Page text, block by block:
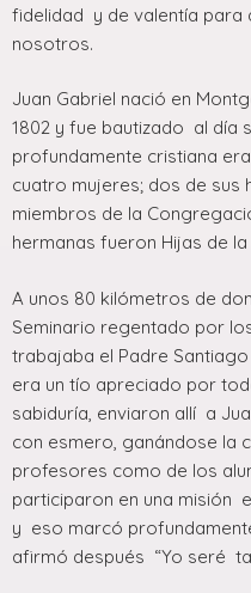
fidelidad y de valentía para
nosotros.
Juan Gabriel nació en
1802 y fue bautizado al día
profundamente cristiana
cuatro mujeres; dos de
miembros de la
hermanas fueron Hijas de la
A unos 80 kilómetros de
Seminario regentado por
trabajaba el Padre
era un tío apreciado por
sabiduría, enviaron allí a
con esmero, ganándose la
profesores como de los
participaron en una misión
y eso marcó
afirmó después “Yo seré